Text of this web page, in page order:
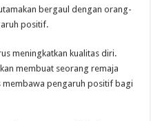
bergaul dengan orang-
positif.
meningkatkan kualitas diri.
membuat seorang remaja
pengaruh positif bagi